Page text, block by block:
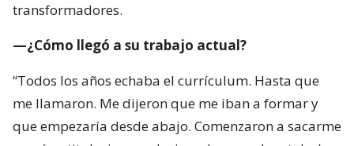
transformadores.
—¿Cómo llegó a su trabajo actual?
“Todos los años echaba el currículum. Hasta que
me llamaron. Me dijeron que me iban a formar y
que empezaría desde abajo. Comenzaron a sacarme